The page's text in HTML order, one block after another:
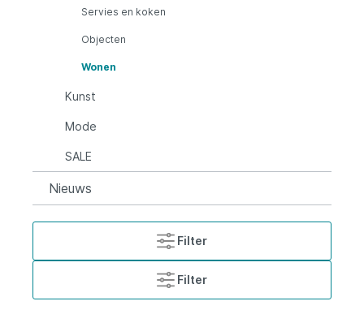
Servies en koken
Objecten
Wonen
Kunst
Mode
SALE
Nieuws
Filter
Filter